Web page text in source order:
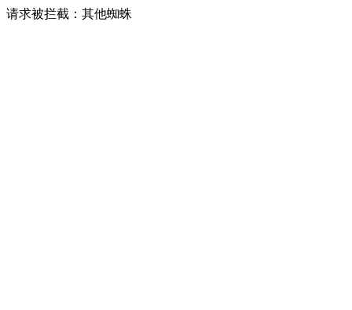
请求被拦截：其他蜘蛛